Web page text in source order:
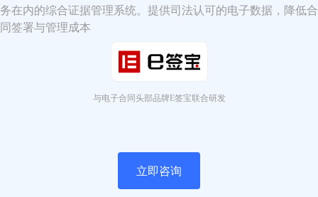
务在内的综合证据管理系统。提供司法认可的电子数据，降低合
同签署与管理成本
与电子合同头部品牌E签宝联合研发
立即咨询